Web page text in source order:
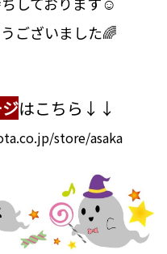
ございました🌈
はこちら↓↓
store/asaka